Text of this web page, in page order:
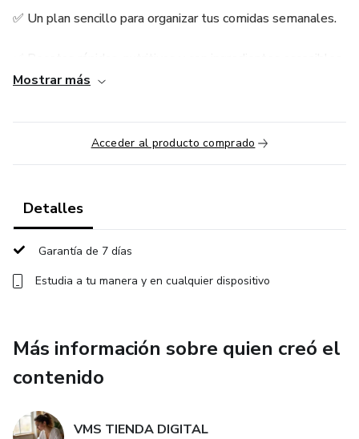
✅ Un plan sencillo para organizar tus comidas semanales.
y queman grasa.
trabajo, estudio o gimnasio.
No importa si ya intentaste dietas sin éxito o si no tenés
gastos innecesarios.
💡 Transformá tu rutina, organizá tu alimentación y descubrí
Mostrar más
Acceder al producto comprado
Detalles
Garantía de 7 días
Estudia a tu manera y en cualquier dispositivo
Más información sobre quien creó el
contenido
VMS TIENDA DIGITAL